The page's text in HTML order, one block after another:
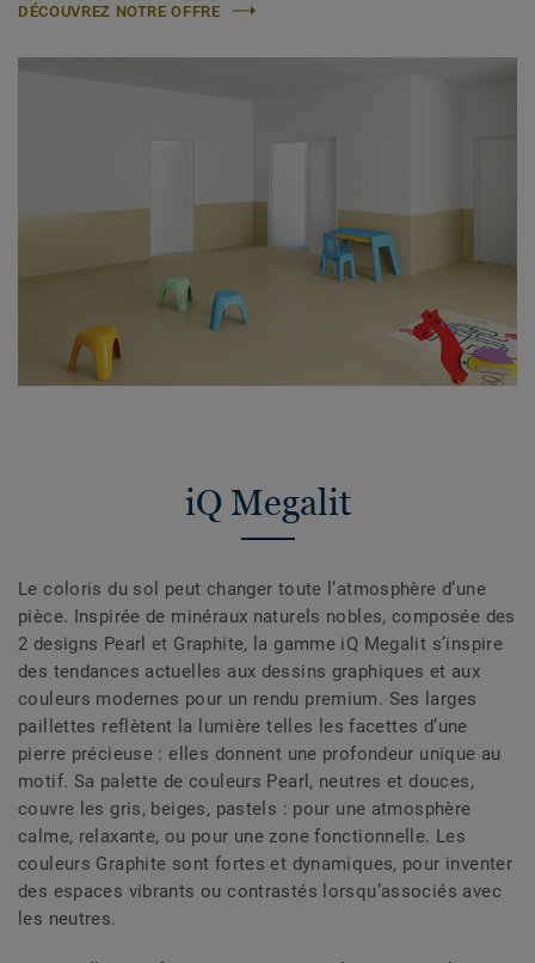
DÉCOUVREZ NOTRE OFFRE
iQ Megalit
Le coloris du sol peut changer toute l’atmosphère d’une
pièce. Inspirée de minéraux naturels nobles, composée des
2 designs Pearl et Graphite, la gamme iQ Megalit s’inspire
des tendances actuelles aux dessins graphiques et aux
couleurs modernes pour un rendu premium. Ses larges
paillettes reflètent la lumière telles les facettes d’une
pierre précieuse : elles donnent une profondeur unique au
motif. Sa palette de couleurs Pearl, neutres et douces,
couvre les gris, beiges, pastels : pour une atmosphère
calme, relaxante, ou pour une zone fonctionnelle. Les
couleurs Graphite sont fortes et dynamiques, pour inventer
des espaces vibrants ou contrastés lorsqu’associés avec
les neutres.